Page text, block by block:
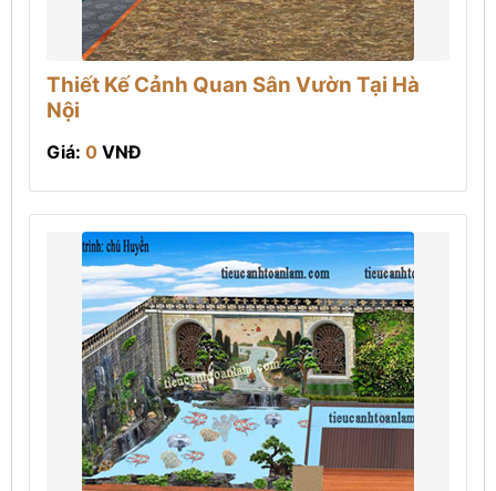
Thiết Kế Cảnh Quan Sân Vườn Tại Hà
Nội
Giá: 0 VNĐ